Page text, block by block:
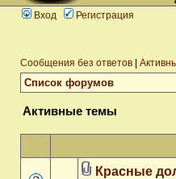
Вход Регистрация
Сообщения без ответов
Список форумов
Активные темы
Красные